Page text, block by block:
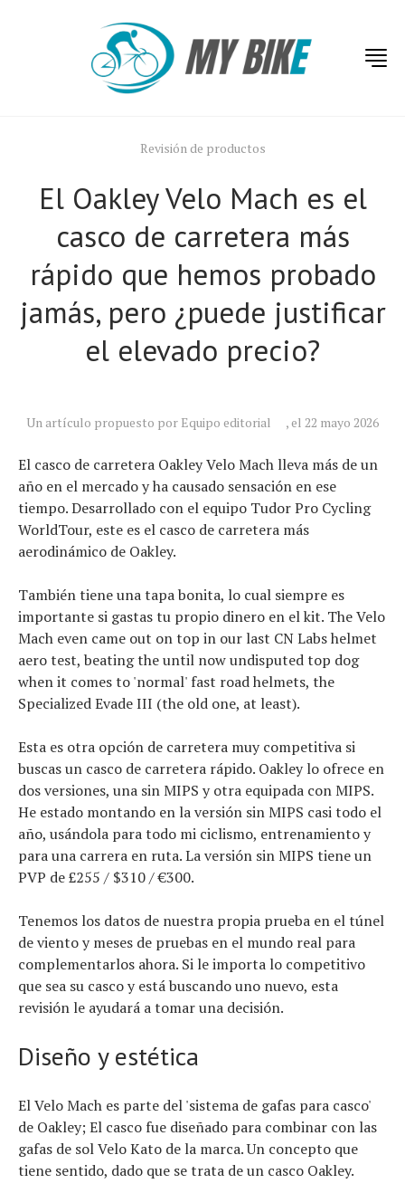
Revisión de productos
El Oakley Velo Mach es el
casco de carretera más
rápido que hemos probado
jamás, pero ¿puede justificar
el elevado precio?
Un artículo propuesto por Equipo editorial , el 22 mayo 2026
El casco de carretera Oakley Velo Mach lleva más de un
año en el mercado y ha causado sensación en ese
tiempo. Desarrollado con el equipo Tudor Pro Cycling
WorldTour, este es el casco de carretera más
aerodinámico de Oakley.
También tiene una tapa bonita, lo cual siempre es
importante si gastas tu propio dinero en el kit. The Velo
Mach even came out on top in our last CN Labs helmet
aero test, beating the until now undisputed top dog
when it comes to 'normal' fast road helmets, the
Specialized Evade III (the old one, at least).
Esta es otra opción de carretera muy competitiva si
buscas un casco de carretera rápido. Oakley lo ofrece en
dos versiones, una sin MIPS y otra equipada con MIPS.
He estado montando en la versión sin MIPS casi todo el
año, usándola para todo mi ciclismo, entrenamiento y
para una carrera en ruta. La versión sin MIPS tiene un
PVP de £255 / $310 / €300.
Tenemos los datos de nuestra propia prueba en el túnel
de viento y meses de pruebas en el mundo real para
complementarlos ahora. Si le importa lo competitivo
que sea su casco y está buscando uno nuevo, esta
revisión le ayudará a tomar una decisión.
Diseño y estética
El Velo Mach es parte del 'sistema de gafas para casco'
de Oakley; El casco fue diseñado para combinar con las
gafas de sol Velo Kato de la marca. Un concepto que
tiene sentido, dado que se trata de un casco Oakley.